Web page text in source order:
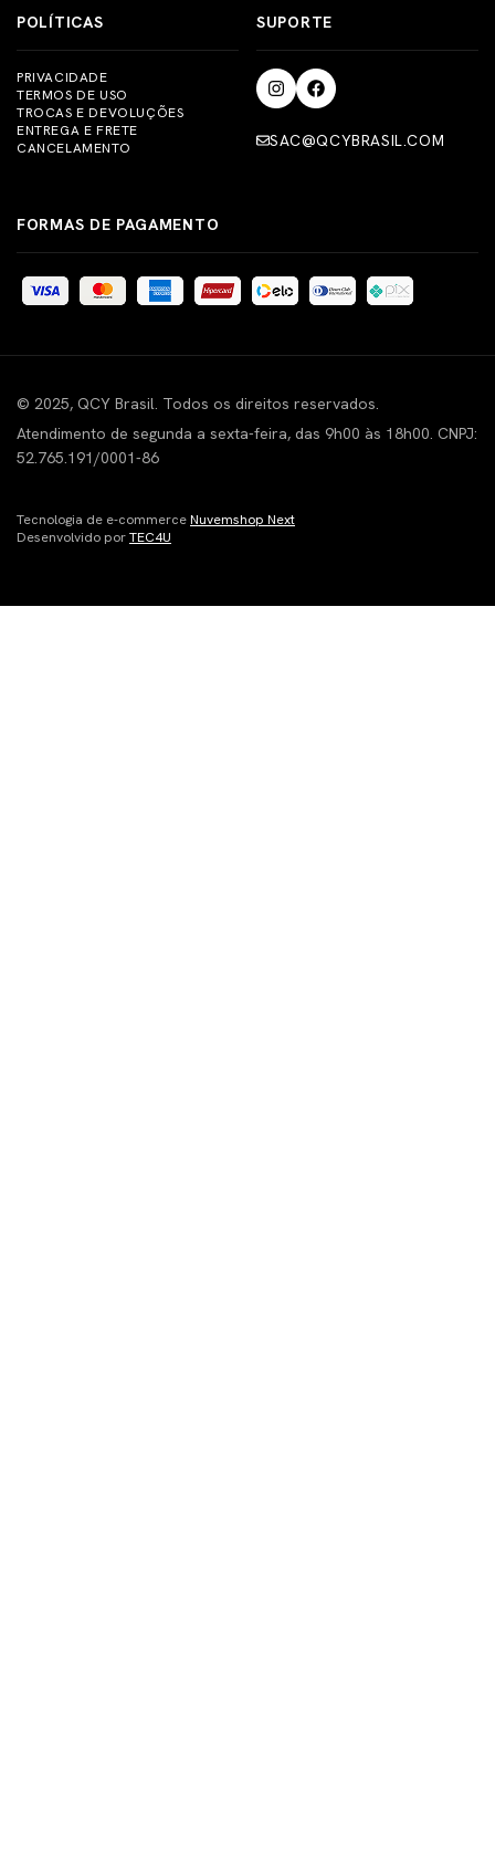
POLÍTICAS
PRIVACIDADE
TERMOS DE USO
TROCAS E DEVOLUÇÕES
ENTREGA E FRETE
CANCELAMENTO
SUPORTE
SAC@QCYBRASIL.COM
FORMAS DE PAGAMENTO
© 2025, QCY Brasil. Todos os direitos reservados.
Atendimento de segunda a sexta-feira, das 9h00 às 18h00. CNPJ:
52.765.191/0001-86
Tecnologia de e-commerceNuvemshop Next
Desenvolvido porTEC4U